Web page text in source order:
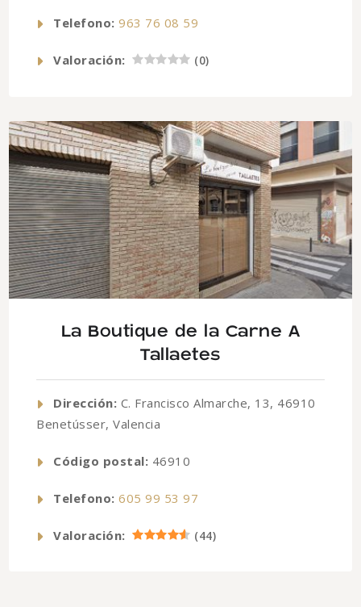
Telefono: 963 76 08 59
Valoración: (0)
La Boutique de la Carne A
Tallaetes
Dirección: C. Francisco Almarche, 13, 46910
Benetússer, Valencia
Código postal: 46910
Telefono: 605 99 53 97
Valoración: (44)